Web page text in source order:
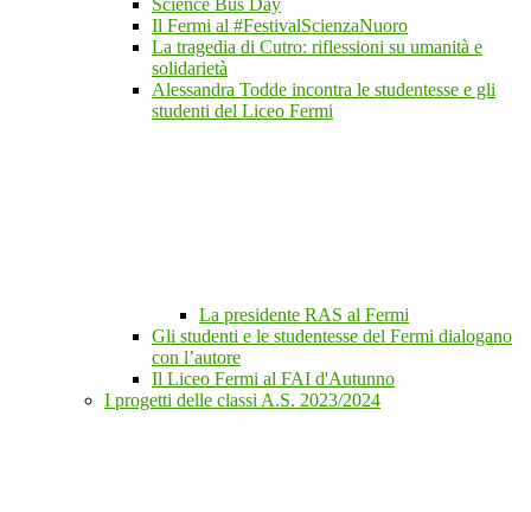
Science Bus Day
Il Fermi al #FestivalScienzaNuoro
La tragedia di Cutro: riflessioni su umanità e
solidarietà
Alessandra Todde incontra le studentesse e gli
studenti del Liceo Fermi
La presidente RAS al Fermi
Gli studenti e le studentesse del Fermi dialogano
con l’autore
Il Liceo Fermi al FAI d'Autunno
I progetti delle classi A.S. 2023/2024